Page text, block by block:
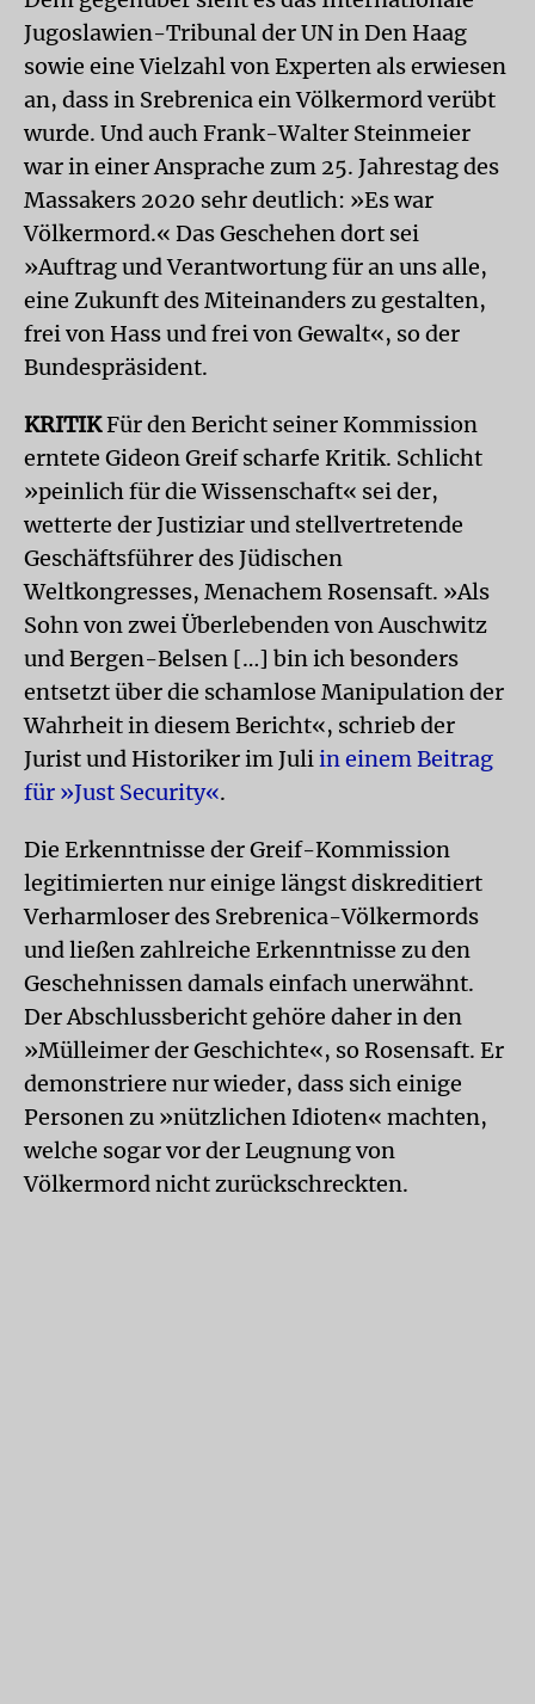
Jugoslawien-Tribunal der UN in Den Haag
sowie eine Vielzahl von Experten als erwiesen
an, dass in Srebrenica ein Völkermord verübt
wurde. Und auch Frank-Walter Steinmeier
war in einer Ansprache zum 25. Jahrestag des
Massakers 2020 sehr deutlich: »Es war
Völkermord.« Das Geschehen dort sei
»Auftrag und Verantwortung für an uns alle,
eine Zukunft des Miteinanders zu gestalten,
frei von Hass und frei von Gewalt«, so der
Bundespräsident.
KRITIKFür den Bericht seiner Kommission
erntete Gideon Greif scharfe Kritik. Schlicht
»peinlich für die Wissenschaft« sei der,
wetterte der Justiziar und stellvertretende
Geschäftsführer des Jüdischen
Weltkongresses, Menachem Rosensaft. »Als
Sohn von zwei Überlebenden von Auschwitz
und Bergen-Belsen […] bin ich besonders
entsetzt über die schamlose Manipulation der
Wahrheit in diesem Bericht«, schrieb der
Jurist und Historiker im Juliin einem Beitrag
für »Just Security«.
Die Erkenntnisse der Greif-Kommission
legitimierten nur einige längst diskreditiert
Verharmloser des Srebrenica-Völkermords
und ließen zahlreiche Erkenntnisse zu den
Geschehnissen damals einfach unerwähnt.
Der Abschlussbericht gehöre daher in den
»Mülleimer der Geschichte«, so Rosensaft. Er
demonstriere nur wieder, dass sich einige
Personen zu »nützlichen Idioten« machten,
welche sogar vor der Leugnung von
Völkermord nicht zurückschreckten.